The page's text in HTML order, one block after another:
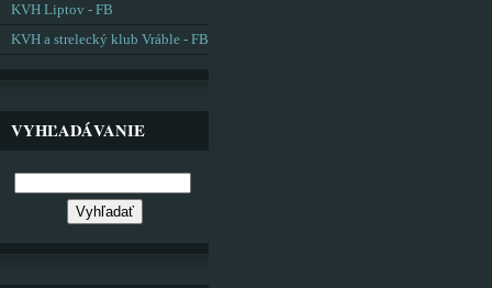
KVH Liptov - FB
KVH a strelecký klub Vráble - FB
VYHĽADÁVANIE